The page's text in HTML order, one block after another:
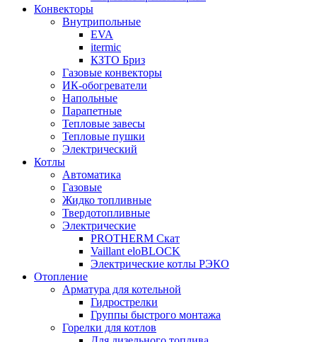
Конвекторы
Внутрипольные
EVA
itermic
КЗТО Бриз
Газовые конвекторы
ИК-обогреватели
Напольные
Парапетные
Тепловые завесы
Тепловые пушки
Электрический
Котлы
Автоматика
Газовые
Жидко топливные
Твердотопливные
Электрические
PROTHERM Скат
Vaillant eloBLOCK
Электрические котлы РЭКО
Отопление
Арматура для котельной
Гидрострелки
Группы быстрого монтажа
Горелки для котлов